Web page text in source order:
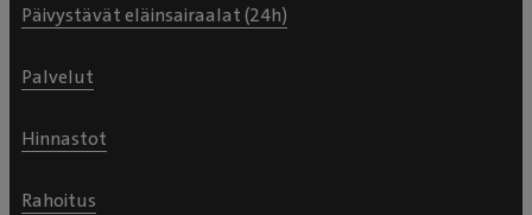
Päivystävät eläinsairaalat (24h)
Palvelut
Hinnastot
Rahoitus